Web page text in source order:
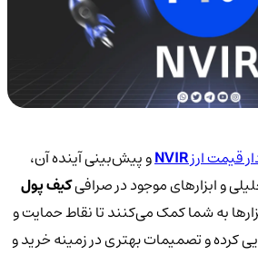
قیمت ارزNVIRو پیش‌بینی آینده آن،
و ابزارهای موجود در صرافیکیف پول
به شما کمک می‌کنند تا نقاط حمایت و
کرده و تصمیمات بهتری در زمینه خرید و